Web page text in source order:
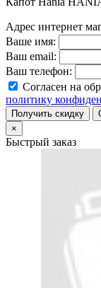
Адрес интернет
Ваше имя:
Ваш email:
Ваш телефон:
Согласен на
политику
Получить скидку
×
Быстрый заказ